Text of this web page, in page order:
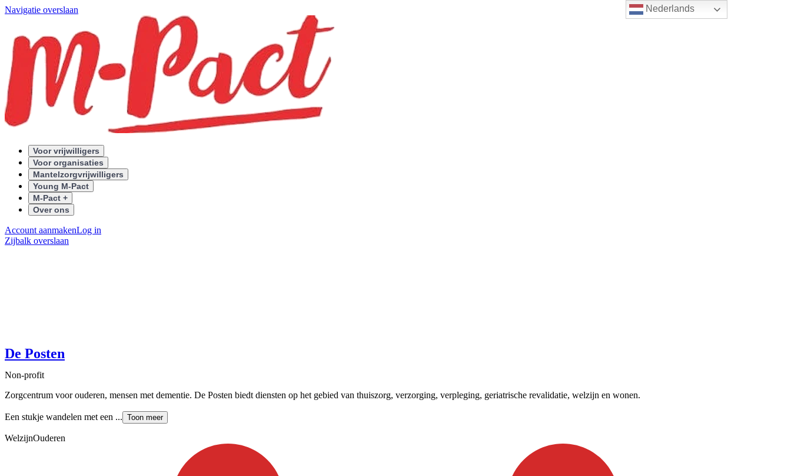
Nederlands
Navigatie overslaan
Voor vrijwilligers
Voor organisaties
Mantelzorgvrijwilligers
Young M-Pact
M-Pact +
Over ons
Account aanmakenLog in
Zijbalk overslaan
De Posten
Non-profit
Zorgcentrum voor ouderen, mensen met dementie. De Posten biedt diensten op het gebied van thuiszorg, verzorging, verpleging, geriatrische revalidatie, welzijn en wonen.
Een stukje wandelen met een ... Toon meer
WelzijnOuderen